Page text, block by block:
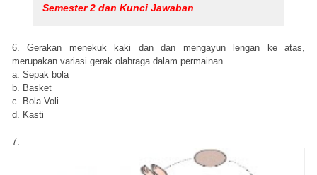
Semester 2 dan Kunci Jawaban
6. Gerakan menekuk kaki dan dan mengayun lengan ke atas,
merupakan variasi gerak olahraga dalam permainan . . . . . . .
a. Sepak bola
b. Basket
c. Bola Voli
d. Kasti
7.